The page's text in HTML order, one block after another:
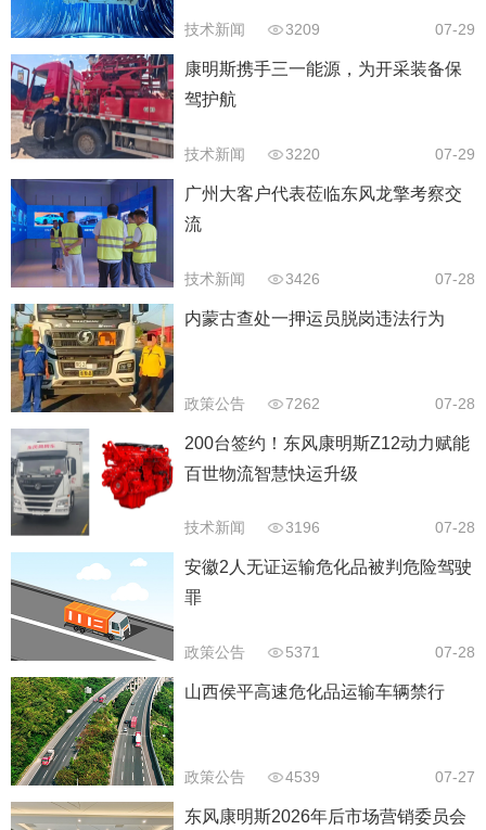
技术新闻 3209 07-29
康明斯携手三一能源，为开采装备保
驾护航
技术新闻 3220 07-29
广州大客户代表莅临东风龙擎考察交
流
技术新闻 3426 07-28
内蒙古查处一押运员脱岗违法行为
政策公告 7262 07-28
200台签约！东风康明斯Z12动力赋能
百世物流智慧快运升级
技术新闻 3196 07-28
安徽2人无证运输危化品被判危险驾驶
罪
政策公告 5371 07-28
山西侯平高速危化品运输车辆禁行
政策公告 4539 07-27
东风康明斯2026年后市场营销委员会